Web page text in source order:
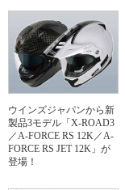
ウインズジャパンから新
製品3モデル「X-ROAD3
／A-FORCE RS 12K／A-
FORCE RS JET 12K」が
登場！